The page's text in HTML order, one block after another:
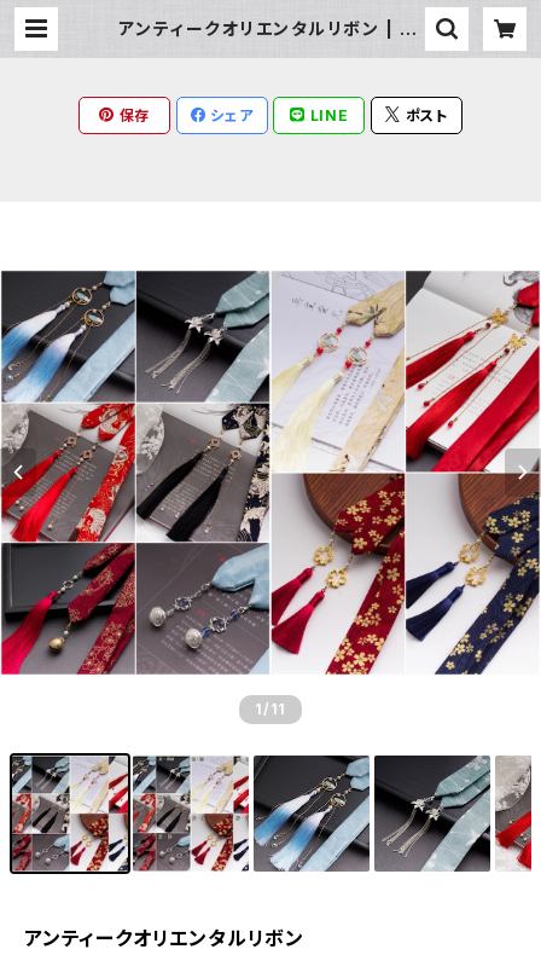
アンティークオリエンタルリボン | Mi
保存 シェア LINE ポスト
1 /11
アンティークオリエンタルリボン